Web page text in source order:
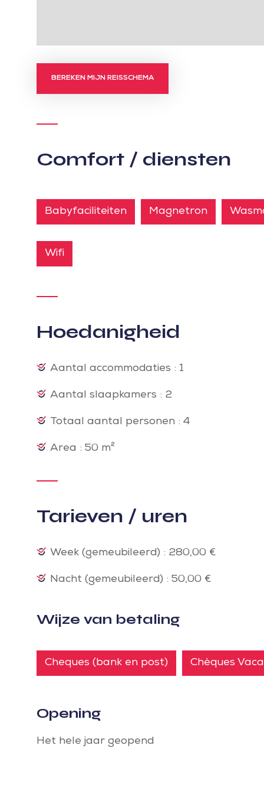
BEREKEN MIJN REISSCHEMA
Comfort / diensten
Babyfaciliteiten Magnetron
Wifi
Hoedanigheid
Aantal accommodaties : 1
Aantal slaapkamers : 2
Totaal aantal personen : 4
Area : 50 m²
Tarieven / uren
Week (gemeubileerd) : 280,00 €
Nacht (gemeubileerd) : 50,00 €
Wijze van betaling
Cheques (bank en post) Chèques
Opening
Het hele jaar geopend